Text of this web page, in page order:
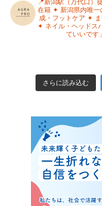
📍新潟駅（万代口）
在籍 ✦ 新潟県内唯一
成・フットケア ✦ ま
✦ ネイル・ヘッドス
ていいです」
さらに読み込む